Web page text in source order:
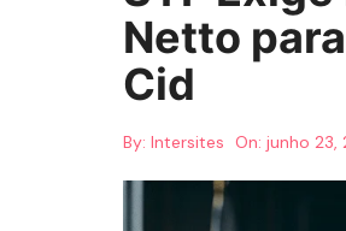
Netto
Cid
By: Intersites On: junho 23,